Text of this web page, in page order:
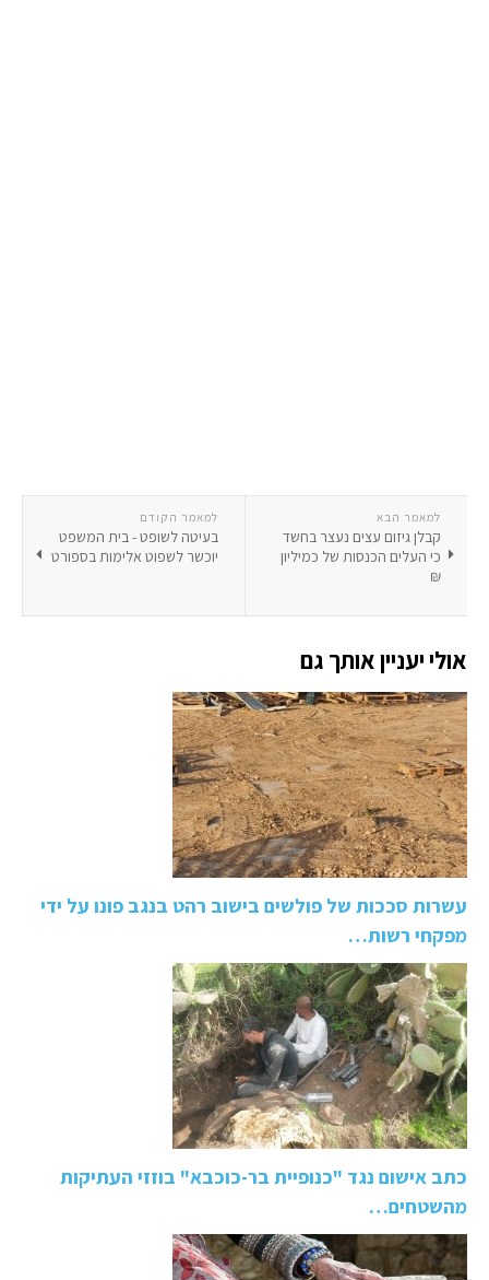
למאמר הקודם
בעיטה לשופט - בית המשפט
יוכשר לשפוט אלימות בספורט
למאמר הבא
קבלן גיזום עצים נעצר בחשד
כי העלים הכנסות של כמיליון
₪
אולי יעניין אותך גם
עשרות סככות של פולשים בישוב רהט בנגב פונו על ידי
מפקחי רשות…
כתב אישום נגד "כנופיית בר-כוכבא" בוזזי העתיקות
מהשטחים…